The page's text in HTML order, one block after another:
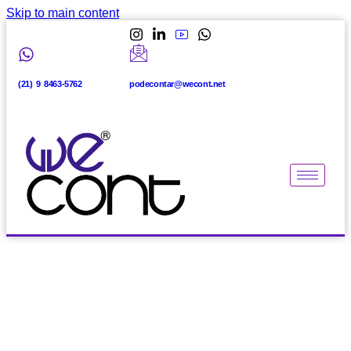
Skip to main content
(21) 9 8463-5762 podecontar@wecont.net